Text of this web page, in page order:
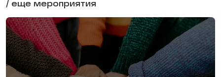
/ еще мероприятия